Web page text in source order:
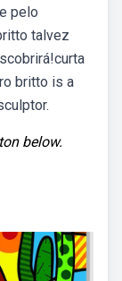
pelo
talvez
britto is a
below.